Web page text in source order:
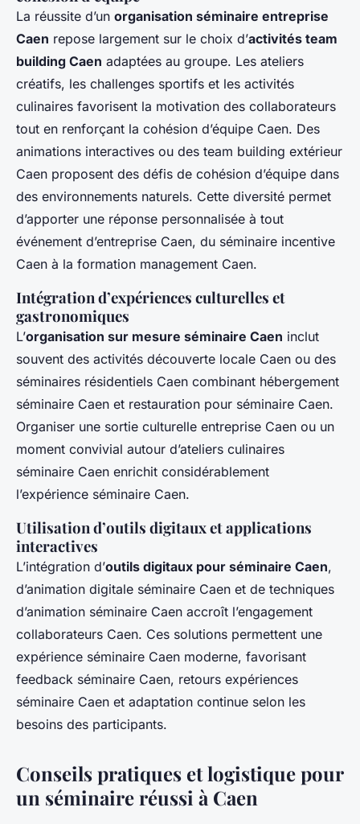
La réussite d’un organisation séminaire entreprise
Caen repose largement sur le choix d’activités team
building Caen adaptées au groupe. Les ateliers
créatifs, les challenges sportifs et les activités
culinaires favorisent la motivation des collaborateurs
tout en renforçant la cohésion d’équipe Caen. Des
animations interactives ou des team building extérieur
Caen proposent des défis de cohésion d’équipe dans
des environnements naturels. Cette diversité permet
d’apporter une réponse personnalisée à tout
événement d’entreprise Caen, du séminaire incentive
Caen à la formation management Caen.
Intégration d’expériences culturelles et
gastronomiques
L’organisation sur mesure séminaire Caen inclut
souvent des activités découverte locale Caen ou des
séminaires résidentiels Caen combinant hébergement
séminaire Caen et restauration pour séminaire Caen.
Organiser une sortie culturelle entreprise Caen ou un
moment convivial autour d’ateliers culinaires
séminaire Caen enrichit considérablement
l’expérience séminaire Caen.
Utilisation d’outils digitaux et applications
interactives
L’intégration d’outils digitaux pour séminaire Caen,
d’animation digitale séminaire Caen et de techniques
d’animation séminaire Caen accroît l’engagement
collaborateurs Caen. Ces solutions permettent une
expérience séminaire Caen moderne, favorisant
feedback séminaire Caen, retours expériences
séminaire Caen et adaptation continue selon les
besoins des participants.
Conseils pratiques et logistique pour
un séminaire réussi à Caen